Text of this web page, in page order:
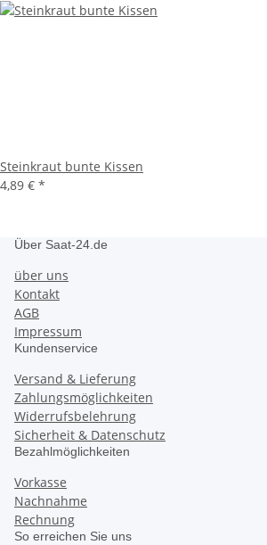
Steinkraut bunte Kissen
4,89 € *
Über Saat-24.de
über uns
Kontakt
AGB
Impressum
Kundenservice
Versand & Lieferung
Zahlungsmöglichkeiten
Widerrufsbelehrung
Sicherheit & Datenschutz
Bezahlmöglichkeiten
Vorkasse
Nachnahme
Rechnung
So erreichen Sie uns